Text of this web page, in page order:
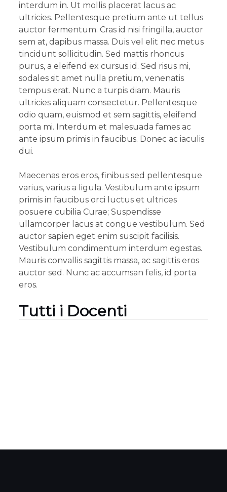
interdum in. Ut mollis placerat lacus ac
ultricies. Pellentesque pretium ante ut tellus
auctor fermentum. Cras id nisi fringilla, auctor
sem at, dapibus massa. Duis vel elit nec metus
tincidunt sollicitudin. Sed mattis rhoncus
purus, a eleifend ex cursus id. Sed risus mi,
sodales sit amet nulla pretium, venenatis
tempus erat. Nunc a turpis diam. Mauris
ultricies aliquam consectetur. Pellentesque
odio quam, euismod et sem sagittis, eleifend
porta mi. Interdum et malesuada fames ac
ante ipsum primis in faucibus. Donec ac iaculis
dui.
Maecenas eros eros, finibus sed pellentesque
varius, varius a ligula. Vestibulum ante ipsum
primis in faucibus orci luctus et ultrices
posuere cubilia Curae; Suspendisse
ullamcorper lacus at congue vestibulum. Sed
auctor sapien eget enim suscipit facilisis.
Vestibulum condimentum interdum egestas.
Mauris convallis sagittis massa, ac sagittis eros
auctor sed. Nunc ac accumsan felis, id porta
eros.
Tutti i Docenti